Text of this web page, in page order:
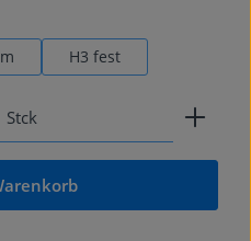
H3 fest
gewünschten Wert ein
Stck